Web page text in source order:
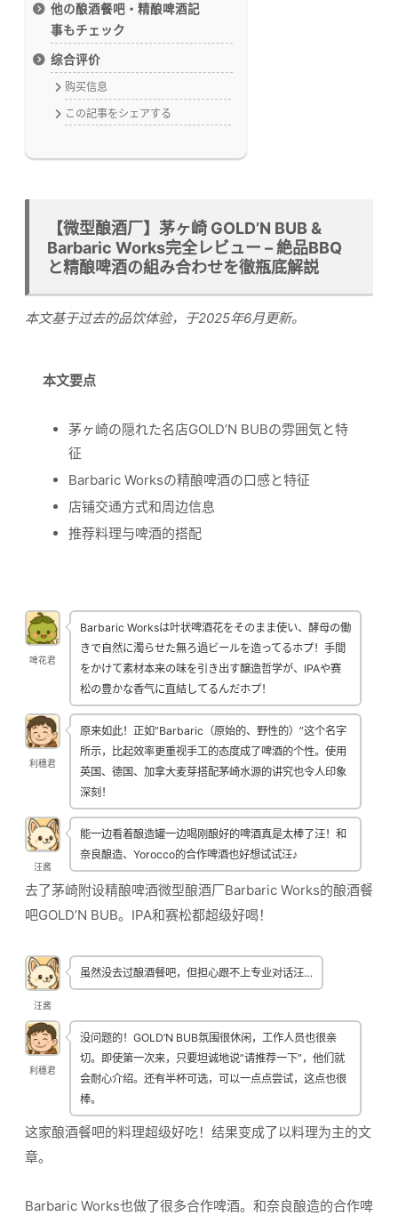
他の酿酒餐吧・精酿啤酒記
事もチェック
综合评价
购买信息
この記事をシェアする
【微型酿酒厂】茅ヶ崎 GOLD’N BUB &
Barbaric Works完全レビュー – 絶品BBQ
と精酿啤酒の組み合わせを徹瓶底解説
本文基于过去的品饮体验，于2025年6月更新。
本文要点
茅ヶ崎の隠れた名店GOLD’N BUBの雰囲気と特
征
Barbaric Worksの精酿啤酒の口感と特征
店铺交通方式和周边信息
推荐料理与啤酒的搭配
啤花君
Barbaric Worksは叶状啤酒花をそのまま使い、酵母の働
きで自然に濁らせた無ろ過ビールを造ってるホプ！手間
をかけて素材本来の味を引き出す醸造哲学が、IPAや赛
松の豊かな香气に直結してるんだホプ！
利穗君
原来如此！正如”Barbaric（原始的、野性的）”这个名字
所示，比起效率更重视手工的态度成了啤酒的个性。使用
英国、德国、加拿大麦芽搭配茅崎水源的讲究也令人印象
深刻！
汪酱
能一边看着酿造罐一边喝刚酿好的啤酒真是太棒了汪！和
奈良酿造、Yorocco的合作啤酒也好想试试汪♪
去了茅崎附设精酿啤酒微型酿酒厂Barbaric Works的酿酒餐
吧GOLD’N BUB。IPA和赛松都超级好喝！
汪酱
虽然没去过酿酒餐吧，但担心跟不上专业对话汪…
利穗君
没问题的！GOLD’N BUB氛围很休闲，工作人员也很亲
切。即使第一次来，只要坦诚地说”请推荐一下”，他们就
会耐心介绍。还有半杯可选，可以一点点尝试，这点也很
棒。
这家酿酒餐吧的料理超级好吃！结果变成了以料理为主的文
章。
Barbaric Works也做了很多合作啤酒。和奈良酿造的合作啤